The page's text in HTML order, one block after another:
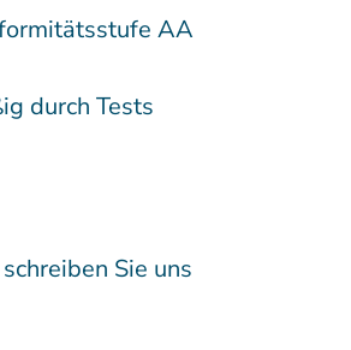
AA
durch Tests
Sie uns